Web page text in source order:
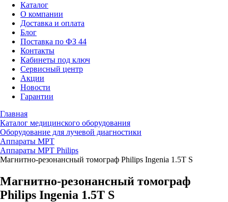
Каталог
О компании
Доставка и оплата
Блог
Поставка по ФЗ 44
Контакты
Кабинеты под ключ
Сервисный центр
Акции
Новости
Гарантии
Главная
Каталог медицинского оборудования
Оборудование для лучевой диагностики
Аппараты МРТ
Аппараты МРТ Philips
Магнитно-резонансный томограф Philips Ingenia 1.5T S
Магнитно-резонансный томограф
Philips Ingenia 1.5T S